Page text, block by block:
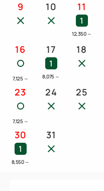
9 10 11
1
12,350 ～
16
7,125 ～
17
1
8,075 ～
18
23
7,125 ～
24 25
30
1
8,550 ～
31